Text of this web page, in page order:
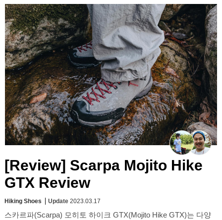
[Review] Scarpa Mojito Hike
GTX Review
Hiking Shoes Update 2023.03.17
스카르파(Scarpa) 모히토 하이크 GTX(Mojito Hike GTX)는 다양